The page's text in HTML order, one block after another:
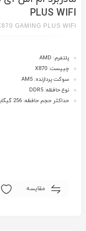
PLUS WIFI
GAMING PLUS WIFI
پلتفرم: AMD
چیپست: X870
سوکت پردازنده: AM5
نوع حافظه: DDR5
حداکثر حجم حافظه: 256 گیگابایت
مقایسه